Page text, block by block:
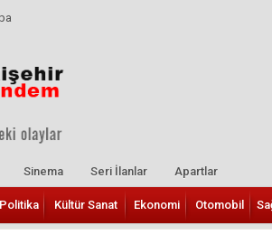
Sinema Seri İlanlar Apartlar
Politika Kültür Sanat Ekonomi Otomobil